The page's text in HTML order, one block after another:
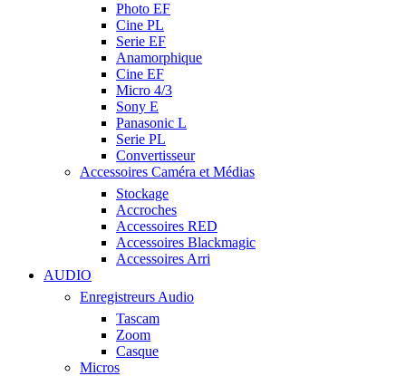
Photo EF
Cine PL
Serie EF
Anamorphique
Cine EF
Micro 4/3
Sony E
Panasonic L
Serie PL
Convertisseur
Accessoires Caméra et Médias
Stockage
Accroches
Accessoires RED
Accessoires Blackmagic
Accessoires Arri
AUDIO
Enregistreurs Audio
Tascam
Zoom
Casque
Micros